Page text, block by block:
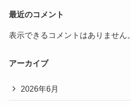
最近のコメント
表示できるコメントはありません。
アーカイブ
2026年6月